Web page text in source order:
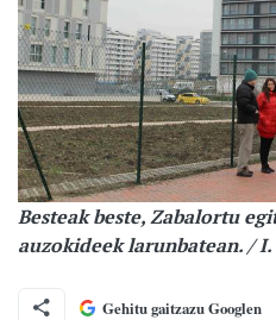
Besteak beste, Zabalortu
auzokideek larunbatean. /
Gehitu gaitzazu Googlen